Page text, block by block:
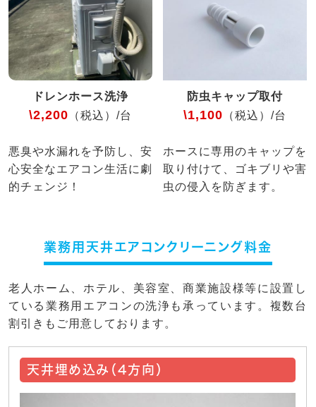
ドレンホース洗浄
\2,200 （税込）/台
悪臭や水漏れを予防し、安
心安全なエアコン生活に劇
的チェンジ！
防虫キャップ取付
\1,100 （税込）/台
ホースに専用のキャップを
取り付けて、ゴキブリや害
虫の侵入を防ぎます。
業務用天井エアコンクリーニング料金
老人ホーム、ホテル、美容室、商業施設様等に設置し
ている業務用エアコンの洗浄も承っています。複数台
割引きもご用意しております。
天井埋め込み（4方向）